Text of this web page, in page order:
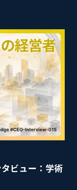
ビュー：学術